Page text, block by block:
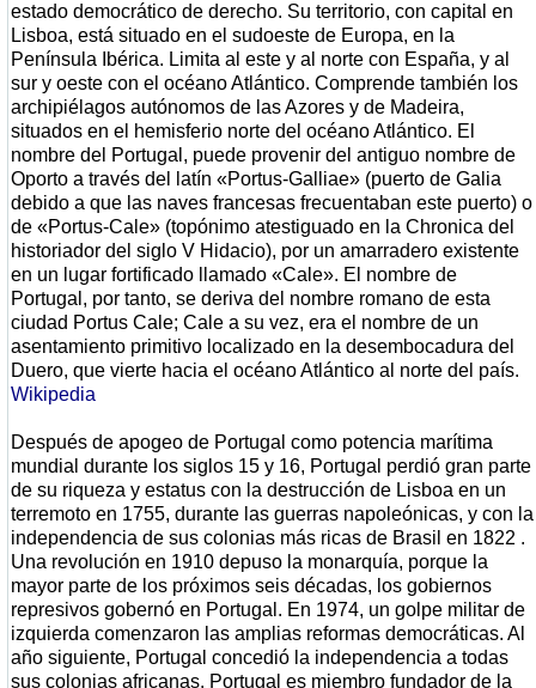
estado democrático de derecho. Su territorio, con capital en
Lisboa, está situado en el sudoeste de Europa, en la
Península Ibérica. Limita al este y al norte con España, y al
sur y oeste con el océano Atlántico. Comprende también los
archipiélagos autónomos de las Azores y de Madeira,
situados en el hemisferio norte del océano Atlántico. El
nombre del Portugal, puede provenir del antiguo nombre de
Oporto a través del latín «Portus-Galliae» (puerto de Galia
debido a que las naves francesas frecuentaban este puerto) o
de «Portus-Cale» (topónimo atestiguado en la Chronica del
historiador del siglo V Hidacio), por un amarradero existente
en un lugar fortificado llamado «Cale». El nombre de
Portugal, por tanto, se deriva del nombre romano de esta
ciudad Portus Cale; Cale a su vez, era el nombre de un
asentamiento primitivo localizado en la desembocadura del
Duero, que vierte hacia el océano Atlántico al norte del país.
Wikipedia
Después de apogeo de Portugal como potencia marítima
mundial durante los siglos 15 y 16, Portugal perdió gran parte
de su riqueza y estatus con la destrucción de Lisboa en un
terremoto en 1755, durante las guerras napoleónicas, y con la
independencia de sus colonias más ricas de Brasil en 1822 .
Una revolución en 1910 depuso la monarquía, porque la
mayor parte de los próximos seis décadas, los gobiernos
represivos gobernó en Portugal. En 1974, un golpe militar de
izquierda comenzaron las amplias reformas democráticas. Al
año siguiente, Portugal concedió la independencia a todas
sus colonias africanas. Portugal es miembro fundador de la